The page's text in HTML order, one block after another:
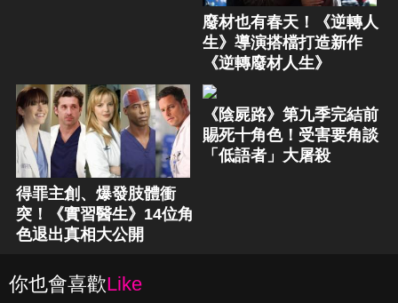
廢材也有春天！《逆轉人
生》導演搭檔打造新作
《逆轉廢材人生》
得罪主創、爆發肢體衝
突！《實習醫生》14位角
色退出真相大公開
《陰屍路》第九季完結前
賜死十角色！受害要角談
「低語者」大屠殺
你也會喜歡Like